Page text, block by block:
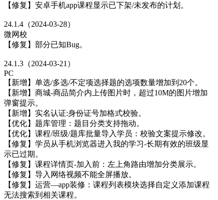
【修复】安卓手机app课程显示已下架/未发布的计划。
24.1.4（2024-03-28）
微网校
【修复】部分已知Bug。
24.1.3（2024-03-21）
PC
【新增】单选/多选/不定项选择题的选项数量增加到20个。
【新增】商城-商品简介内上传图片时，超过10M的图片增加
弹窗提示。
【新增】实名认证:身份证号加格式校验。
【优化】题库管理：题目分类支持拖动。
【优化】课程/班级/题库批量导入学员：校验文案提示修改。
【修复】学员从手机浏览器进入我的学习-长期有效的班级显
示已过期。
【修复】课程详情页-加入前：左上角路由增加分类展示。
【修复】导入网络视频不能全屏播放。
【修复】运营—app装修：课程列表模块选择自定义添加课程
无法搜索到相关课程。